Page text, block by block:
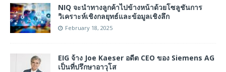
NIQ จะนำทางลูกค้าไปข้างหน้าด้วยโซลูชันการ
วิเคราะห์เชิงกลยุทธ์และข้อมูลเชิงลึก
February 18, 2025
EIG จ้าง Joe Kaeser อดีต CEO ของ Siemens AG
เป็นที่ปรึกษาอาวุโส